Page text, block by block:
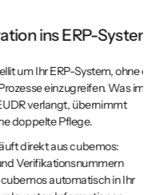
ins ERP-System
Ihr ERP-System, ohne es
einzugreifen. Was im
verlangt, übernimmt
Pflege.
direkt aus cubemos:
Verifikationsnummern
automatisch in Ihr